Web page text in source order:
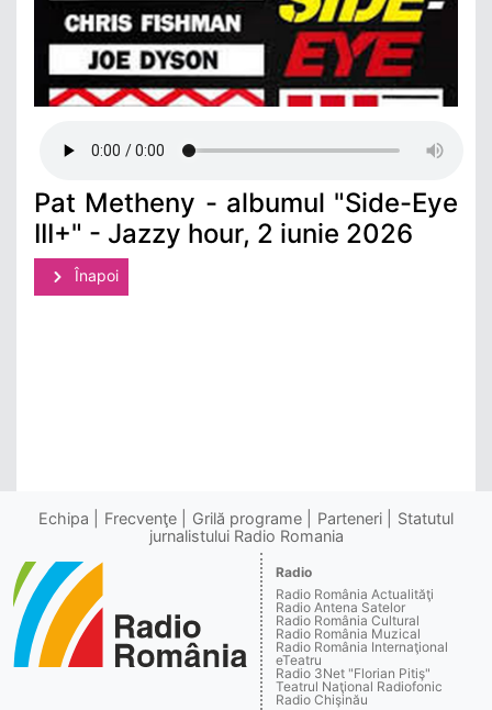
Pat Metheny - albumul "Side-Eye
III+" - Jazzy hour, 2 iunie 2026
Înapoi
Echipa Frecvenţe Grilă programe Parteneri
Statutul
jurnalistului Radio Romania
Radio
Radio România Actualităţi
Radio Antena Satelor
Radio România Cultural
Radio România Muzical
Radio România Internaţional
eTeatru
Radio 3Net "Florian Pitiş"
Teatrul Naţional Radiofonic
Radio Chişinău